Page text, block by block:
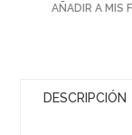
AÑADIR A MIS
DESCRIPCIÓN